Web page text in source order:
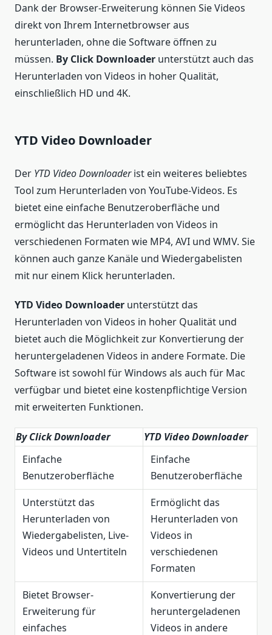
Dank der Browser-Erweiterung können Sie Videos
direkt von Ihrem Internetbrowser aus
herunterladen, ohne die Software öffnen zu
müssen. By Click Downloader unterstützt auch das
Herunterladen von Videos in hoher Qualität,
einschließlich HD und 4K.
YTD Video Downloader
Der YTD Video Downloaderist ein weiteres beliebtes
Tool zum Herunterladen von YouTube-Videos. Es
bietet eine einfache Benutzeroberfläche und
ermöglicht das Herunterladen von Videos in
verschiedenen Formaten wie MP4, AVI und WMV. Sie
können auch ganze Kanäle und Wiedergabelisten
mit nur einem Klick herunterladen.
YTD Video Downloader unterstützt das
Herunterladen von Videos in hoher Qualität und
bietet auch die Möglichkeit zur Konvertierung der
heruntergeladenen Videos in andere Formate. Die
Software ist sowohl für Windows als auch für Mac
verfügbar und bietet eine kostenpflichtige Version
mit erweiterten Funktionen.
By Click Downloader
YTD Video Downloader
Einfache
Benutzeroberfläche
Einfache
Benutzeroberfläche
Unterstützt das
Herunterladen von
Wiedergabelisten, Live-
Videos und Untertiteln
Ermöglicht das
Herunterladen von
Videos in
verschiedenen
Formaten
Bietet Browser-
Erweiterung für
einfaches
Konvertierung der
heruntergeladenen
Videos in andere